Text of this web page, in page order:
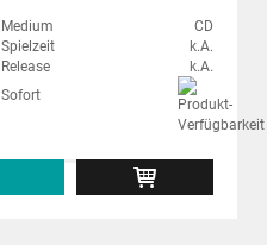
Medium
CD
Spielzeit
k.A.
Release
k.A.
Sofort